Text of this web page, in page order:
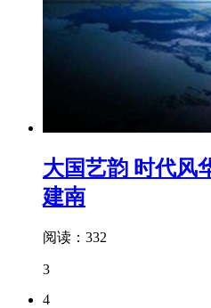
大国艺韵 时代
建南
阅读：332
3
4